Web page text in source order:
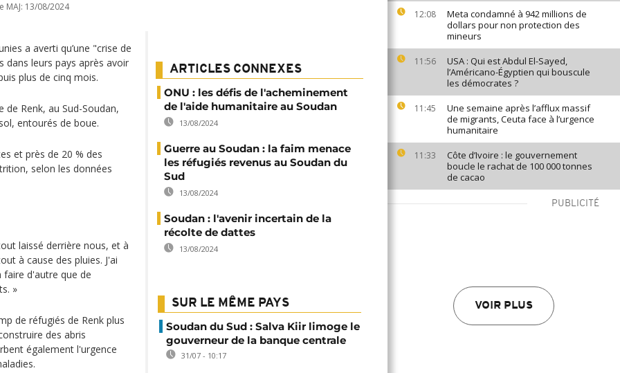
12:08
Meta condamné à 942 millions de
dollars pour non protection des
mineurs
11:56
USA : Qui est Abdul El-Sayed,
l’Américano-Égyptien qui bouscule
les démocrates ?
11:45
Une semaine après l’afflux massif
de migrants, Ceuta face à l’urgence
humanitaire
11:33
Côte d’Ivoire : le gouvernement
boucle le rachat de 100 000 tonnes
de cacao
PUBLICITÉ
VOIR PLUS
MAJ: 13/08/2024
a averti qu’une "crise de
dans leurs pays après avoir
plus de cinq mois.
Renk, au Sud-Soudan,
entourés de boue.
et près de 20 % des
selon les données
laissé derrière nous, et à
à cause des pluies. J'ai
faire d'autre que de
»
de réfugiés de Renk plus
des abris
également l'urgence
ARTICLES CONNEXES
ONU : les défis de l'acheminement
de l'aide humanitaire au Soudan
13/08/2024
Guerre au Soudan : la faim menace
les réfugiés revenus au Soudan du
Sud
13/08/2024
Soudan : l'avenir incertain de la
récolte de dattes
13/08/2024
SUR LE MÊME PAYS
Soudan du Sud : Salva Kiir limoge le
gouverneur de la banque centrale
31/07 - 10:17